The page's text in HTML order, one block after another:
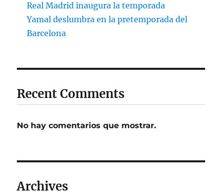
Real Madrid inaugura la temporada
Yamal deslumbra en la pretemporada del
Barcelona
Recent Comments
No hay comentarios que mostrar.
Archives